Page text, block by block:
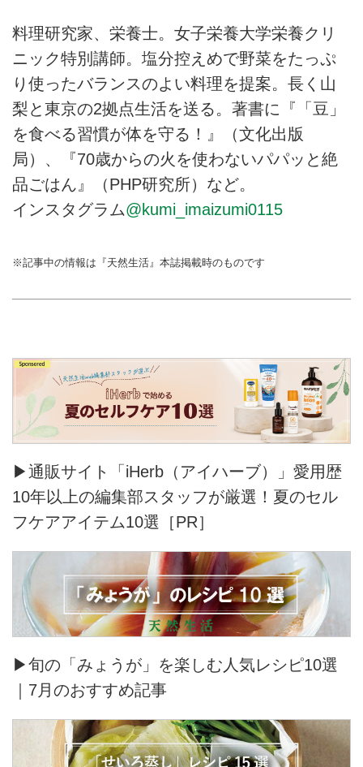
料理研究家、栄養士。女子栄養大学栄養クリ
ニック特別講師。塩分控えめで野菜をたっぷ
り使ったバランスのよい料理を提案。長く山
梨と東京の2拠点生活を送る。著書に『「豆」
を食べる習慣が体を守る！』（文化出版
局）、『70歳からの火を使わないパパッと絶
品ごはん』（PHP研究所）など。
インスタグラム@kumi_imaizumi0115
※記事中の情報は『天然生活』本誌掲載時のものです
▶通販サイト「iHerb（アイハーブ）」愛用歴
10年以上の編集部スタッフが厳選！夏のセル
フケアアイテム10選［PR］
▶旬の「みょうが」を楽しむ人気レシピ10選
｜7月のおすすめ記事